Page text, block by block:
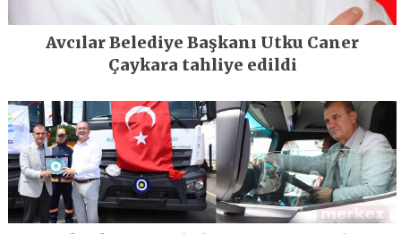
Avcılar Belediye Başkanı Utku Caner
Çaykara tahliye edildi